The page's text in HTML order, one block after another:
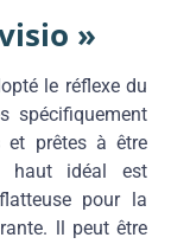
»
le réflexe du
spécifiquement
et prêtes à être
haut idéal est
pour la
ll peut être